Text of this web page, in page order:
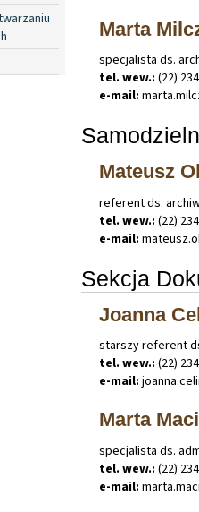
Marta
specjalista ds.
tel. wew.: (22)
e-mail: marta.
Mateusz
referent ds.
tel. wew.: (22)
e-mail: mateusz.
Sekcja
Joanna
starszy referent
tel. wew.: (22)
e-mail: joanna.
Marta
specjalista ds.
tel. wew.: (22)
e-mail: marta.